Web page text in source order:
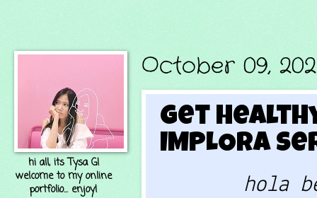
October 09,
Get
IMPLORA
hola
hi all, its Tysa G!
welcome to my online
portfolio... enjoy!